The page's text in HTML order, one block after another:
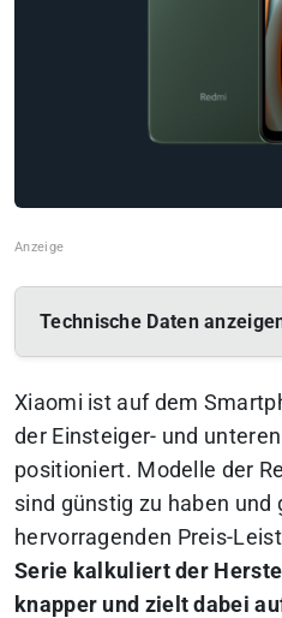
Technische Daten
Xiaomi ist auf dem
der Einsteiger- und
positioniert. Modelle der
sind günstig zu haben und
hervorragenden Preis-
Serie kalkuliert der
knapper und zielt dabei